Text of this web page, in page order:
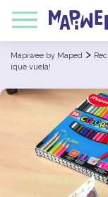
Mapiwee by Maped >
¡que vuela!